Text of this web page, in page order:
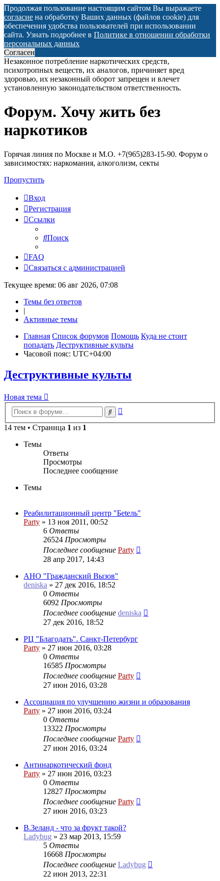
Продолжая пользование настоящим сайтом Вы выражаете
согласие на обработку Ваших данных (файлов cookie) для
обеспечения удобства пользователей при использовании
сайта. Узнать подробнее в Политике в отношении обработки
персональных данных
Согласен
Незаконное потребление наркотических средств,
психотропных веществ, их аналогов, причиняет вред
здоровью, их незаконный оборот запрещен и влечет
установленную законодательством ответственность.
Регистрация
Форум. Хочу жить без
наркотиков
Горячая линия по Москве и М.О. +7(965)283-15-90. Форум о
зависимостях: наркомания, алкоголизм, секты
Пропустить
Вход
Регистрация
Ссылки
Поиск
FAQ
Связаться с администрацией
Текущее время: 06 авг 2026, 07:08
Темы без ответов
|
Активные темы
Главная Список форумов Помощь Куда не стоит
попадать Деструктивные культы
Часовой пояс: UTC+04:00
Деструктивные культы
Новая
тема
Новая тема
Поиск
14 тем • Страница 1 из 1
Темы
Ответы
Просмотры
Последнее сообщение
Темы
Реабилитационный центр "Беtель"
Party » 13 ноя 2011, 00:52
6 Ответы
26524 Просмотры
Последнее сообщение Party
28 апр 2017, 14:43
АНО "Гражданский Вызов"
deniska » 27 дек 2016, 18:52
0 Ответы
6092 Просмотры
Последнее сообщение deniska
27 дек 2016, 18:52
РЦ "Благодать". Санкт-Петербург
Party » 27 июн 2016, 03:28
0 Ответы
16585 Просмотры
Последнее сообщение Party
27 июн 2016, 03:28
Ассоциация по улучшению жизни и образования
Party » 27 июн 2016, 03:24
0 Ответы
13322 Просмотры
Последнее сообщение Party
27 июн 2016, 03:24
Антинаркотический фонд
Party » 27 июн 2016, 03:23
0 Ответы
12827 Просмотры
Последнее сообщение Party
27 июн 2016, 03:23
В.Зеланд - что за фрукт такой?
Ladybug » 23 мар 2013, 15:59
5 Ответы
16668 Просмотры
Последнее сообщение Ladybug
22 июн 2013, 22:31